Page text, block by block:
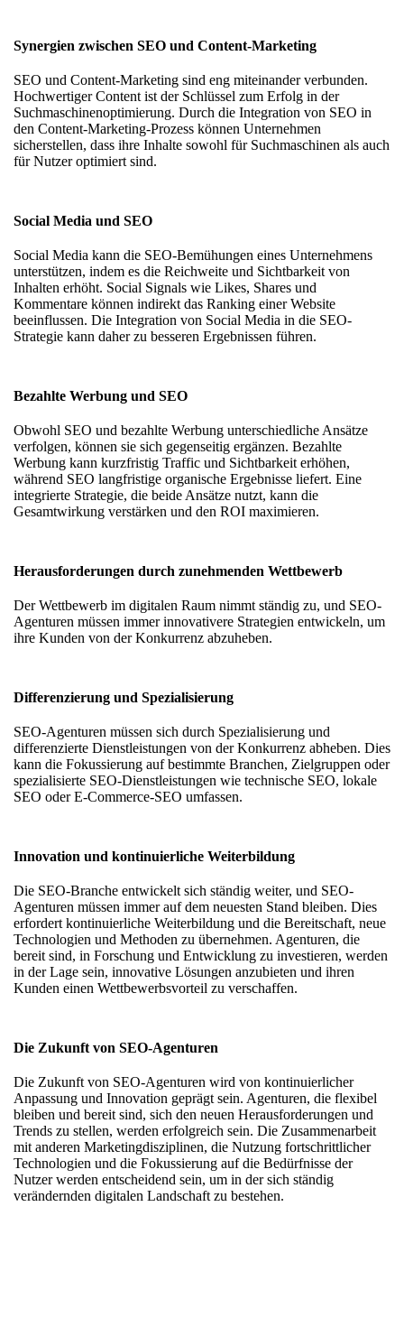
Synergien zwischen SEO und Content-Marketing
SEO und Content-Marketing sind eng miteinander verbunden.
Hochwertiger Content ist der Schlüssel zum Erfolg in der
Suchmaschinenoptimierung. Durch die Integration von SEO in
den Content-Marketing-Prozess können Unternehmen
sicherstellen, dass ihre Inhalte sowohl für Suchmaschinen als auch
für Nutzer optimiert sind.
Social Media und SEO
Social Media kann die SEO-Bemühungen eines Unternehmens
unterstützen, indem es die Reichweite und Sichtbarkeit von
Inhalten erhöht. Social Signals wie Likes, Shares und
Kommentare können indirekt das Ranking einer Website
beeinflussen. Die Integration von Social Media in die SEO-
Strategie kann daher zu besseren Ergebnissen führen.
Bezahlte Werbung und SEO
Obwohl SEO und bezahlte Werbung unterschiedliche Ansätze
verfolgen, können sie sich gegenseitig ergänzen. Bezahlte
Werbung kann kurzfristig Traffic und Sichtbarkeit erhöhen,
während SEO langfristige organische Ergebnisse liefert. Eine
integrierte Strategie, die beide Ansätze nutzt, kann die
Gesamtwirkung verstärken und den ROI maximieren.
Herausforderungen durch zunehmenden Wettbewerb
Der Wettbewerb im digitalen Raum nimmt ständig zu, und SEO-
Agenturen müssen immer innovativere Strategien entwickeln, um
ihre Kunden von der Konkurrenz abzuheben.
Differenzierung und Spezialisierung
SEO-Agenturen müssen sich durch Spezialisierung und
differenzierte Dienstleistungen von der Konkurrenz abheben. Dies
kann die Fokussierung auf bestimmte Branchen, Zielgruppen oder
spezialisierte SEO-Dienstleistungen wie technische SEO, lokale
SEO oder E-Commerce-SEO umfassen.
Innovation und kontinuierliche Weiterbildung
Die SEO-Branche entwickelt sich ständig weiter, und SEO-
Agenturen müssen immer auf dem neuesten Stand bleiben. Dies
erfordert kontinuierliche Weiterbildung und die Bereitschaft, neue
Technologien und Methoden zu übernehmen. Agenturen, die
bereit sind, in Forschung und Entwicklung zu investieren, werden
in der Lage sein, innovative Lösungen anzubieten und ihren
Kunden einen Wettbewerbsvorteil zu verschaffen.
Die Zukunft von SEO-Agenturen
Die Zukunft von SEO-Agenturen wird von kontinuierlicher
Anpassung und Innovation geprägt sein. Agenturen, die flexibel
bleiben und bereit sind, sich den neuen Herausforderungen und
Trends zu stellen, werden erfolgreich sein. Die Zusammenarbeit
mit anderen Marketingdisziplinen, die Nutzung fortschrittlicher
Technologien und die Fokussierung auf die Bedürfnisse der
Nutzer werden entscheidend sein, um in der sich ständig
verändernden digitalen Landschaft zu bestehen.